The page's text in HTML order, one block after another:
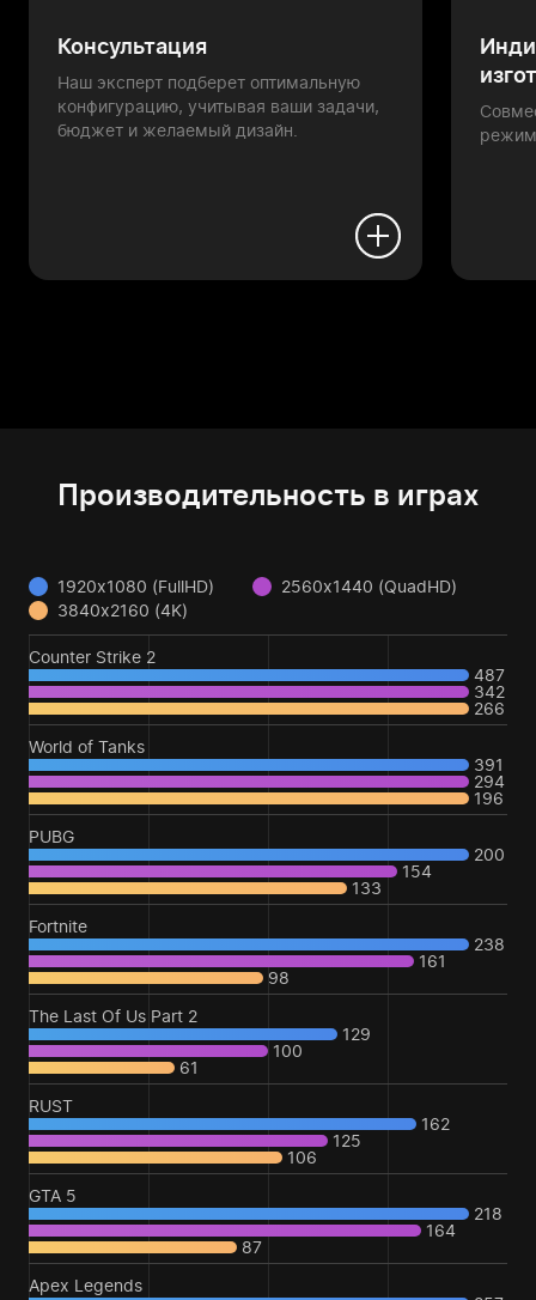
Консультация
Наш эксперт подберет оптимальную
конфигурацию, учитывая ваши задачи,
бюджет и желаемый дизайн.
Производительность в играх
1920x1080 (FullHD)
2560x1440 (QuadHD)
3840x2160 (4K)
Counter Strike 2
487
342
266
World of Tanks
391
294
196
PUBG
200
154
133
Fortnite
238
161
98
The Last Of Us Part 2
129
100
61
RUST
162
125
106
GTA 5
218
164
87
Apex Legends